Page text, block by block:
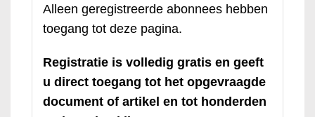
Alleen geregistreerde abonnees hebben
toegang tot deze pagina.
Registratie is volledig gratis en geeft
u direct toegang tot het opgevraagde
document of artikel en tot honderden